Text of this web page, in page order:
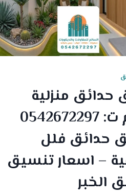
منزلية
الدمام ت: 0542672297
حدائق فلل
– اسعار تنسيق
الخبر